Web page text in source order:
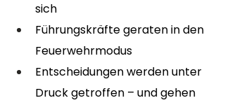
sich
Führungskräfte geraten in den
Feuerwehrmodus
Entscheidungen werden unter
Druck getroffen – und gehen